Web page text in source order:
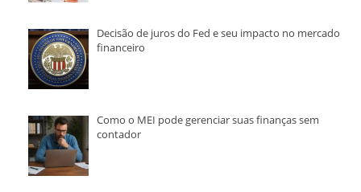
Decisão de juros do Fed e seu impacto no mercado
financeiro
Como o MEI pode gerenciar suas finanças sem
contador